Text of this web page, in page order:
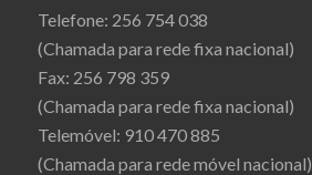
Telefone: 256 754 038
(Chamada para rede fixa nacional)
Fax: 256 798 359
(Chamada para rede fixa nacional)
Telemóvel: 910 470 885
(Chamada para rede móvel nacional)